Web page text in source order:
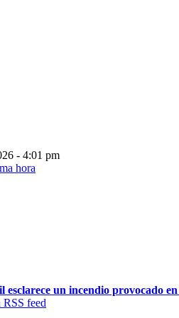
- 4:01 pm
un incendio provocado